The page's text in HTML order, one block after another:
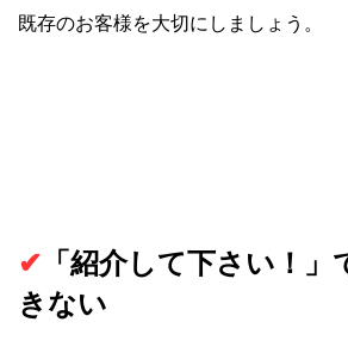
既存のお客様を大切にしましょう。
✔︎ 「紹介して下さい！
きない